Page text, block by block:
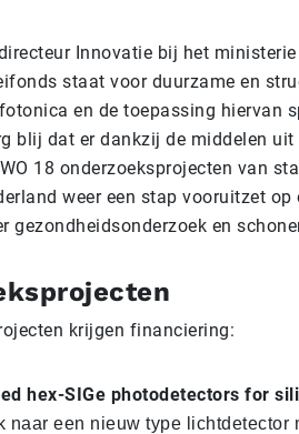
Innovatie bij het
staat voor duurzame en
en de toepassing hiervan
blij dat er dankzij de middelen
18 onderzoeksprojecten van
weer een stap vooruitzet
gezondheidsonderzoek en
krijgen financiering:
hex-SIGe photodetectors for
naar een nieuw type